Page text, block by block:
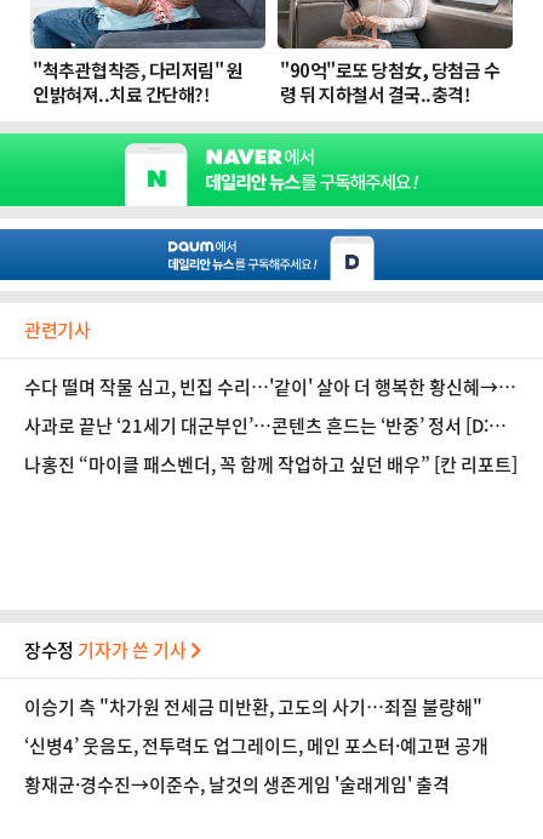
관련기사
수다 떨며 작물 심고, 빈집 수리…'같이' 살아 더 행복한 황신혜→양
정아 [D:현장]
사과로 끝난 ‘21세기 대군부인’…콘텐츠 흔드는 ‘반중’ 정서 [D:이
슈]
나홍진 “마이클 패스벤더, 꼭 함께 작업하고 싶던 배우” [칸 리포트]
장수정 기자가 쓴 기사
이승기 측 "차가원 전세금 미반환, 고도의 사기…죄질 불량해"
‘신병4’ 웃음도, 전투력도 업그레이드, 메인 포스터·예고편 공개
황재균·경수진→이준수, 날것의 생존게임 '술래게임' 출격